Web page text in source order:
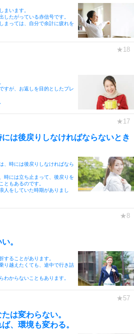
まいます。
したがっている赤信号です。
まっては、自分で余計に疲れを
すが、お返しを目的としたプレ
は後戻りしなければならないとき
、時には後戻りしなければなら
時には立ち止まって、後戻りを
ともあるのです。
人をしていた時期がありまし
。
することがあります。
り越えたくても、途中で行き詰
わからないこともあります。
は変わらない。
、環境も変わる。